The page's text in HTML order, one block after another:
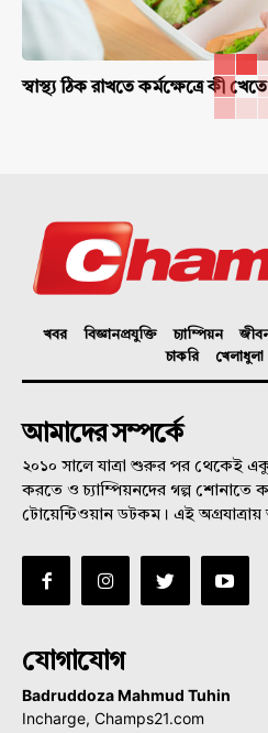
স্বাস্থ্য ঠিক রাখতে কর্মক্ষেত্রে কী
খবর বিজ্ঞানপ্রযুক্তি চ্যাম্পিয়ন
চাকরি
খেলাধুলা
আমাদের সম্পর্কে
২০১০ সালে যাত্রা শুরুর পর থেকেই
করতে ও চ্যাম্পিয়নদের গল্প শোনাতে
টোয়েন্টিওয়ান ডটকম। এই
যোগাযোগ
Badruddoza Mahmud Tuhin
Incharge, Champs21.com